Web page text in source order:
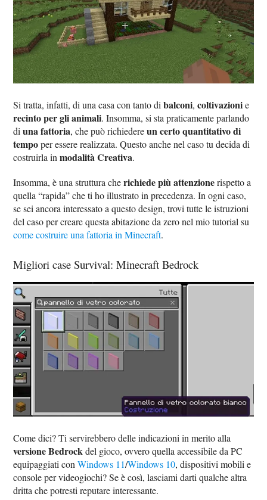
Si tratta, infatti, di una casa con tanto dibalconi,coltivazionie
recinto per gli animali. Insomma, si sta praticamente parlando
diuna fattoria, che può richiedereun certo quantitativo di
tempoper essere realizzata. Questo anche nel caso tu decida di
costruirla inmodalità Creativa.
Insomma, è una struttura cherichiede più attenzionerispetto a
quella “rapida” che ti ho illustrato in precedenza. In ogni caso,
se sei ancora interessato a questo design, trovi tutte le istruzioni
del caso per creare questa abitazione da zero nel mio tutorial su
come costruire una fattoria in Minecraft.
Migliori case Survival: Minecraft Bedrock
Come dici? Ti servirebbero delle indicazioni in merito alla
versione Bedrockdel gioco, ovvero quella accessibile da PC
equipaggiati conWindows 11/Windows 10, dispositivi mobili e
console per videogiochi? Se è così, lasciami darti qualche altra
dritta che potresti reputare interessante.